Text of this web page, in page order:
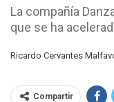
La compañía
que se ha
Ricardo Cervantes
Compartir